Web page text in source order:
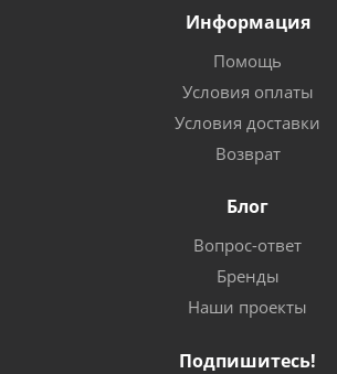
Информация
Помощь
Условия оплаты
Условия доставки
Возврат
Блог
Вопрос-ответ
Бренды
Наши проекты
Подпишитесь!